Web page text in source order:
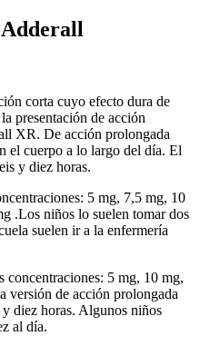
Adderall
corta cuyo efecto dura de
presentación de acción
XR. De acción prolongada
el cuerpo a lo largo del día. El
y diez horas.
5 mg, 7,5 mg, 10
.Los niños lo suelen tomar dos
suelen ir a la enfermería
concentraciones: 5 mg, 10 mg,
versión de acción prolongada
diez horas. Algunos niños
al día.